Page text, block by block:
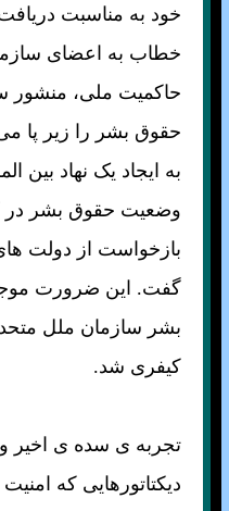
خود به مناسبت
خطاب به اعضای
حاکميت ملی، منشور
حقوق بشر را زير پا
به ايجاد يک نهاد بين
وضعيت حقوق بشر در
بازخواست از دولت
گفت. اين ضرورت
بشر سازمان ملل متحد
کيفری شد.
تجربه ی سده ی اخير و
ديكتاتورهايی كه